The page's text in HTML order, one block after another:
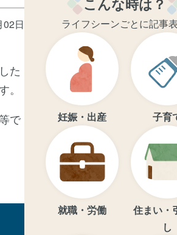
02日
た
で
ライフシーンごとに記事
妊娠・出産 子育
就職・労働
住まい・
し